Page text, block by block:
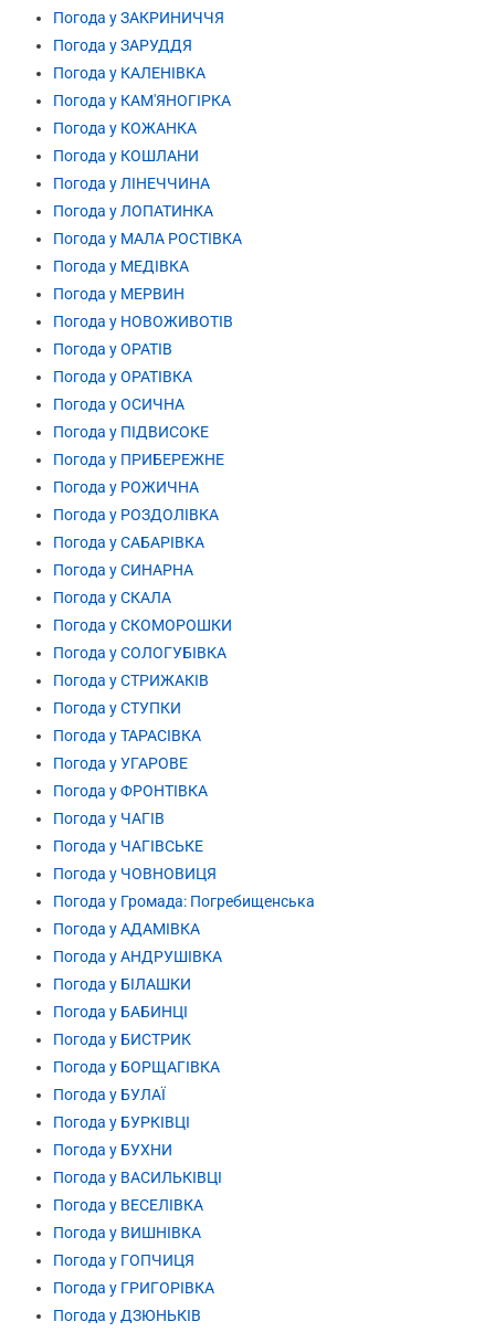
Погода у ЗАКРИНИЧЧЯ
Погода у ЗАРУДДЯ
Погода у КАЛЕНІВКА
Погода у КАМ'ЯНОГІРКА
Погода у КОЖАНКА
Погода у КОШЛАНИ
Погода у ЛІНЕЧЧИНА
Погода у ЛОПАТИНКА
Погода у МАЛА РОСТІВКА
Погода у МЕДІВКА
Погода у МЕРВИН
Погода у НОВОЖИВОТІВ
Погода у ОРАТІВ
Погода у ОРАТІВКА
Погода у ОСИЧНА
Погода у ПІДВИСОКЕ
Погода у ПРИБЕРЕЖНЕ
Погода у РОЖИЧНА
Погода у РОЗДОЛІВКА
Погода у САБАРІВКА
Погода у СИНАРНА
Погода у СКАЛА
Погода у СКОМОРОШКИ
Погода у СОЛОГУБІВКА
Погода у СТРИЖАКІВ
Погода у СТУПКИ
Погода у ТАРАСІВКА
Погода у УГАРОВЕ
Погода у ФРОНТІВКА
Погода у ЧАГІВ
Погода у ЧАГІВСЬКЕ
Погода у ЧОВНОВИЦЯ
Погода у Громада: Погребищенська
Погода у АДАМІВКА
Погода у АНДРУШІВКА
Погода у БІЛАШКИ
Погода у БАБИНЦІ
Погода у БИСТРИК
Погода у БОРЩАГІВКА
Погода у БУЛАЇ
Погода у БУРКІВЦІ
Погода у БУХНИ
Погода у ВАСИЛЬКІВЦІ
Погода у ВЕСЕЛІВКА
Погода у ВИШНІВКА
Погода у ГОПЧИЦЯ
Погода у ГРИГОРІВКА
Погода у ДЗЮНЬКІВ